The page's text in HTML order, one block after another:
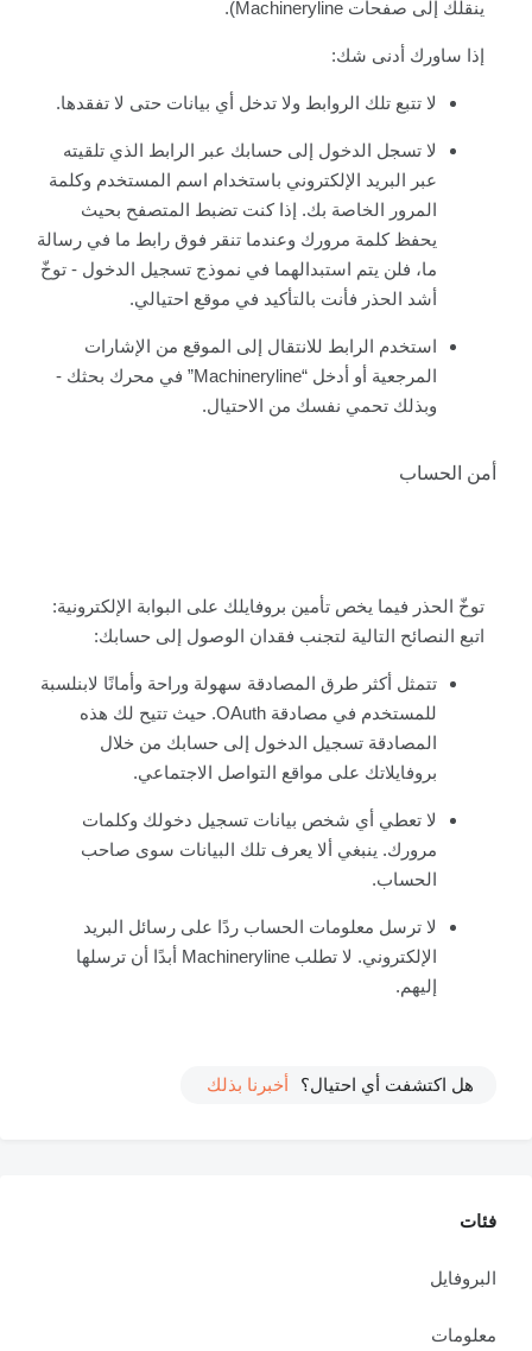
ينقلك إلى صفحات Machineryline).
إذا ساورك أدنى شك:
لا تتبع تلك الروابط ولا تدخل أي بيانات حتى لا تفقدها.
لا تسجل الدخول إلى حسابك عبر الرابط الذي تلقيته
عبر البريد الإلكتروني باستخدام اسم المستخدم وكلمة
المرور الخاصة بك. إذا كنت تضبط المتصفح بحيث
يحفظ كلمة مرورك وعندما تنقر فوق رابط ما في رسالة
ما، فلن يتم استبدالهما في نموذج تسجيل الدخول - توخّ
أشد الحذر فأنت بالتأكيد في موقع احتيالي.
استخدم الرابط للانتقال إلى الموقع من الإشارات
المرجعية أو أدخل “Machineryline” في محرك بحثك -
وبذلك تحمي نفسك من الاحتيال.
أمن الحساب
توخّ الحذر فيما يخص تأمين بروفايلك على البوابة الإلكترونية:
اتبع النصائح التالية لتجنب فقدان الوصول إلى حسابك:
تتمثل أكثر طرق المصادقة سهولة وراحة وأمانًا لابنلسبة
للمستخدم في مصادقة OAuth. حيث تتيح لك هذه
المصادقة تسجيل الدخول إلى حسابك من خلال
بروفايلاتك على مواقع التواصل الاجتماعي.
لا تعطي أي شخص بيانات تسجيل دخولك وكلمات
مرورك. ينبغي ألا يعرف تلك البيانات سوى صاحب
الحساب.
لا ترسل معلومات الحساب ردًا على رسائل البريد
الإلكتروني. لا تطلب Machineryline أبدًا أن ترسلها
إليهم.
هل اكتشفت أي احتيال؟ أخبرنا بذلك
فئات
البروفايل
معلومات